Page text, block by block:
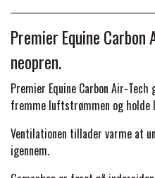
TERAPI
HUER &
TILSKUD
VOGNE
PREMIER
PREMIER EQUINE
PREMIER EQUINE
CARR &
Premier Equine
neopren.
Premier Equine Carbon Air-
fremme luftstrømmen og holde
Ventilationen tillader varme at
igennem.